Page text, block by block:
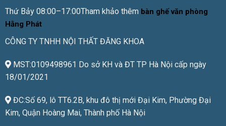
Thứ Bảy 08:00–17:00Tham khảo thêm bàn ghế văn phòng
Hằng Phát
CÔNG TY TNHH NỘI THẤT ĐĂNG KHOA
MST:0109498961 Do sở KH và ĐT TP Hà Nội cấp ngày
18/01/2021
ĐC:Số 69, lô TT6.2B, khu đô thị mới Đại Kim, Phường Đại
Kim, Quận Hoàng Mai, Thành phố Hà Nội